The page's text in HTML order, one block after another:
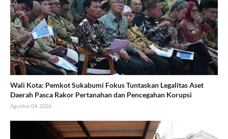
Wali Kota: Pemkot Sukabumi Fokus Tuntaskan Legalitas Aset
Daerah Pasca Rakor Pertanahan dan Pencegahan Korupsi
Agustus 04, 2026